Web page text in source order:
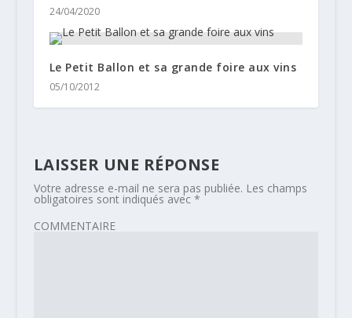
24/04/2020
Le Petit Ballon et sa grande foire aux vins
05/10/2012
LAISSER UNE RÉPONSE
Votre adresse e-mail ne sera pas publiée. Les champs
obligatoires sont indiqués avec *
COMMENTAIRE